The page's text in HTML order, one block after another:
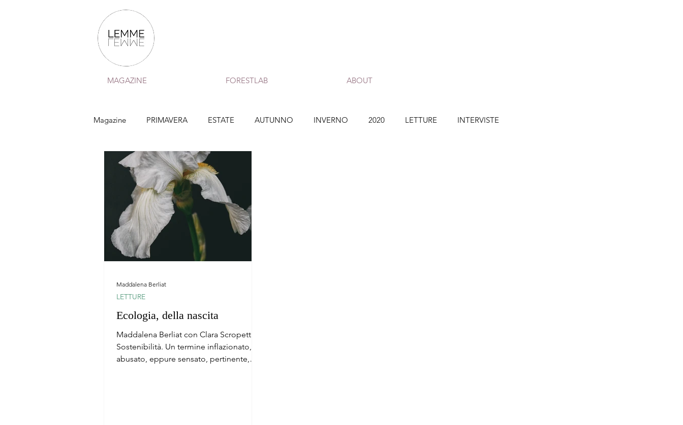
MAGAZINE FORESTLAB ABOUT
Magazine PRIMAVERA ESTATE AUTUNNO INVERNO 2020 LETTURE INTERVISTE
Ecologia, della nascita
Maddalena Berliat con Clara Scropetta
Sostenibilità. Un termine inflazionato,
abusato, eppure sensato, pertinente,
LETTURE
Maddalena Berliat